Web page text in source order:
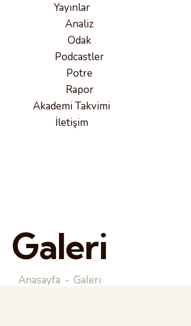
Yayınlar
Analiz
Odak
Podcastler
Potre
Rapor
Akademi Takvimi
İletişim
Galeri
Anasayfa Galeri